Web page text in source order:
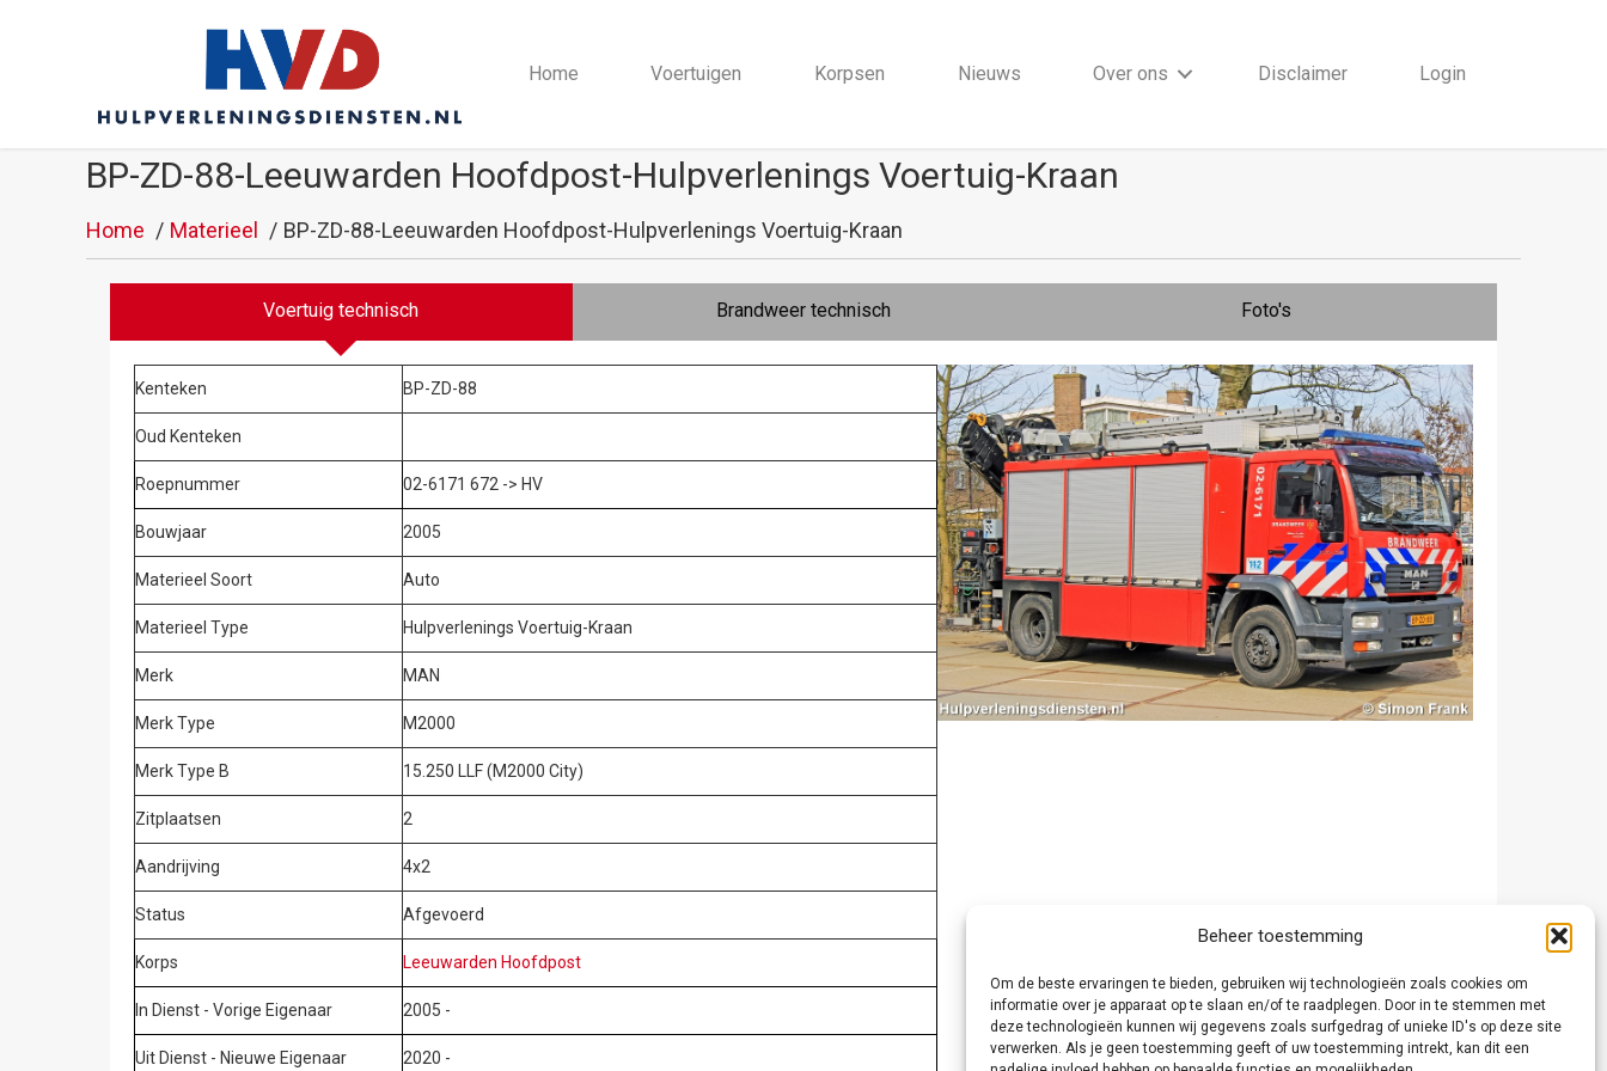
Beheer toestemming
Om de beste ervaringen te bieden, gebruiken wij technologieën zoals cookies om
informatie over je apparaat op te slaan en/of te raadplegen. Door in te stemmen met
deze technologieën kunnen wij gegevens zoals surfgedrag of unieke ID's op deze site
verwerken. Als je geen toestemming geeft of uw toestemming intrekt, kan dit een
Home Voertuigen Korpsen Nieuws Over ons Disclaimer Login
BP-ZD-88-Leeuwarden Hoofdpost-Hulpverlenings Voertuig-Kraan
Home Materieel BP-ZD-88-Leeuwarden Hoofdpost-Hulpverlenings Voertuig-Kraan
Voertuig technisch Brandweer technisch Foto's
Kenteken BP-ZD-88
Oud Kenteken
Roepnummer 02-6171 672 -> HV
Bouwjaar 2005
Materieel Soort Auto
Materieel Type Hulpverlenings Voertuig-Kraan
Merk MAN
Merk Type M2000
Merk Type B 15.250 LLF (M2000 City)
Zitplaatsen 2
Aandrijving 4x2
Status Afgevoerd
Korps Leeuwarden Hoofdpost
In Dienst - Vorige Eigenaar 2005 -
Uit Dienst - Nieuwe Eigenaar 2020 -